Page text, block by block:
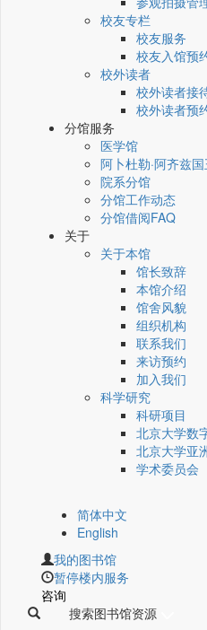
校友专栏
校友服务
校友入馆预
校外读者
校外读者接
校外读者预
分馆服务
医学馆
阿卜杜勒·阿齐兹
院系分馆
分馆工作动态
分馆借阅FAQ
关于
关于本馆
馆长致辞
本馆介绍
馆舍风貌
组织机构
联系我们
来访预约
加入我们
科学研究
科研项目
北京大学数
北京大学亚
学术委员会
简体中文
English
我的图书馆
暂停楼内服务
咨询
搜索图书馆资源